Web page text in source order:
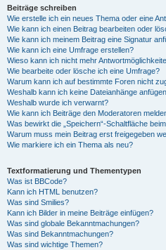
Beiträge schreiben
Wie erstelle ich ein neues Thema oder eine
Wie kann ich einen Beitrag bearbeiten oder
Wie kann ich meinem Beitrag eine Signatur
Wie kann ich eine Umfrage erstellen?
Wieso kann ich nicht mehr
Wie bearbeite oder lösche ich eine Umfrage?
Warum kann ich auf bestimmte Foren nicht
Weshalb kann ich keine Dateianhänge
Weshalb wurde ich verwarnt?
Wie kann ich Beiträge den Moderatoren
Was bewirkt die „Speichern“-Schaltfläche
Warum muss mein Beitrag erst freigegeben
Wie markiere ich ein Thema als neu?
Textformatierung und Thementypen
Was ist BBCode?
Kann ich HTML benutzen?
Was sind Smilies?
Kann ich Bilder in meine Beiträge einfügen?
Was sind globale Bekanntmachungen?
Was sind Bekanntmachungen?
Was sind wichtige Themen?